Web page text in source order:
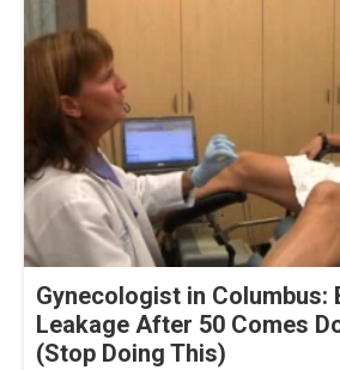
Gynecologist in Columbus:
Leakage After 50 Comes
(Stop Doing This)